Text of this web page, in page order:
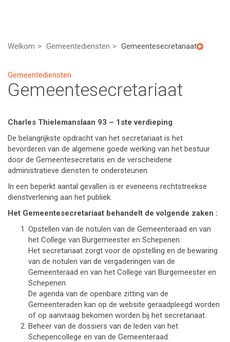
Welkom Gemeentediensten Gemeentesecretariaat
Gemeentediensten
Gemeentesecretariaat
Charles Thielemanslaan 93 – 1ste verdieping
De belangrijkste opdracht van het secretariaat is het
bevorderen van de algemene goede werking van het bestuur
door de Gemeentesecretaris en de verscheidene
administratieve diensten te ondersteunen.
In een beperkt aantal gevallen is er eveneens rechtstreekse
dienstverlening aan het publiek.
Het Gemeentesecretariaat behandelt de volgende zaken :
Opstellen van de notulen van de Gemeenteraad en van
het College van Burgemeester en Schepenen.
Het secretariaat zorgt voor de opstelling en de bewaring
van de notulen van de vergaderingen van de
Gemeenteraad en van het College van Burgemeester en
Schepenen.
De agenda van de openbare zitting van de
Gemeenteraden kan op de website geraadpleegd worden
of op aanvraag bekomen worden bij het secretariaat.
Beheer van de dossiers van de leden van het
Schepencollege en van de Gemeenteraad.